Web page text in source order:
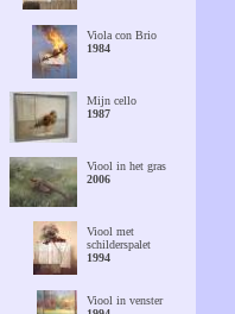
Viola con Brio
1984
Mijn cello
1987
Viool in het gras
2006
Viool met
schilderspalet
1994
Viool in venster